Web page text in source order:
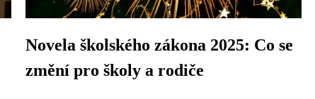
Novela školského zákona 2025: Co se
změní pro školy a rodiče